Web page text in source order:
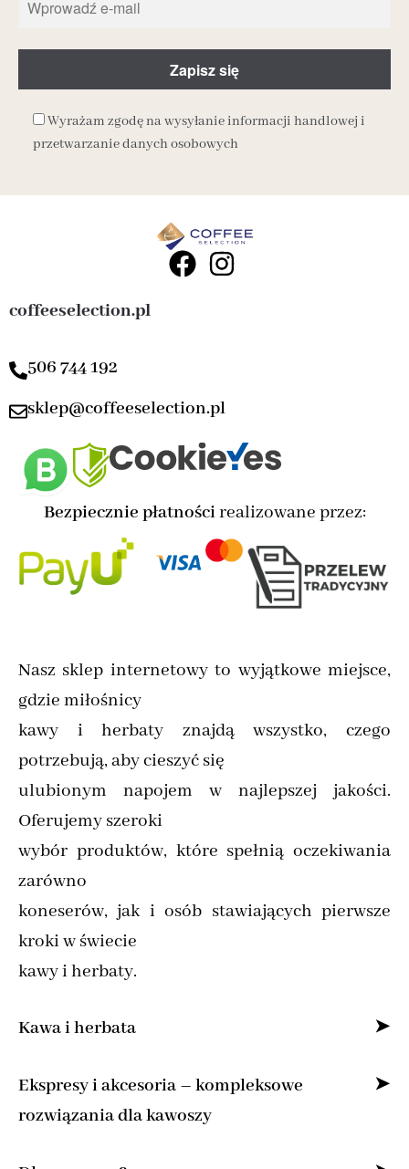
Wyrażam zgodę na wysyłanie informacji handlowej i
przetwarzanie danych osobowych
coffeeselection.pl
506 744 192
sklep@coffeeselection.pl
Bezpiecznie płatnościrealizowane przez:
Nasz sklep internetowy to wyjątkowe miejsce,
gdzie miłośnicy
kawy i herbaty znajdą wszystko, czego
potrzebują, aby cieszyć się
ulubionym napojem w najlepszej jakości.
Oferujemy szeroki
wybór produktów, które spełnią oczekiwania
zarówno
koneserów, jak i osób stawiających pierwsze
kroki w świecie
kawy i herbaty.
Kawa i herbata
Specjalizujemy się w sprzedaży kawy ziarnistej
i mielonej online,
Ekspresy i akcesoria – kompleksowe
rozwiązania dla kawoszy